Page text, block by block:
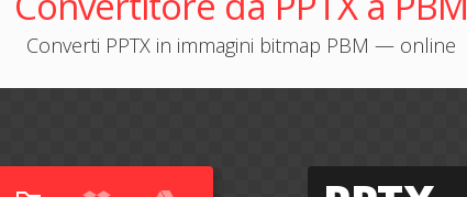
Converti PPTX in immagini bitmap PBM — online